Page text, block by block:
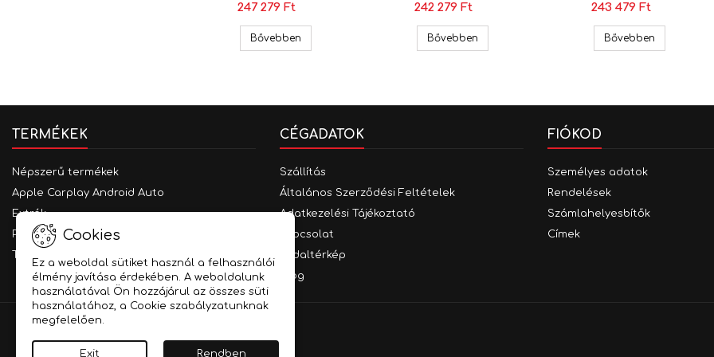
(UART)
247 279 Ft
BővebbenOpel Corsa, E Pioneer 9" Apple CarPlay, Android Auto Multimédia (UART)
(UART, R300)
242 279 Ft
BővebbenOpel Astra K Pioneer 9" Apple CarPlay, Android
(UART, N900)
243 479 Ft
BővebbenOpel Astra
TERMÉKEK
Népszerű termékek
Apple Carplay Android Auto
Extrák
Parkolást segítő rendszerek
Traffipax védelem
CÉGADATOK
Szállítás
Általános Szerződési Feltételek
Adatkezelési Tájékoztató
Kapcsolat
Oldaltérkép
Blog
FIÓKOD
Személyes adatok
Rendelések
Számlahelyesbítők
Címek
Cookies
Ez a weboldal sütiket használ a felhasználói
élmény javítása érdekében. A weboldalunk
használatával Ön hozzájárul az összes süti
használatához, a Cookie szabályzatunknak
megfelelően.
Exit Rendben